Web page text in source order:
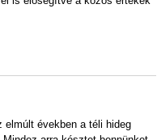
években a téli hideg